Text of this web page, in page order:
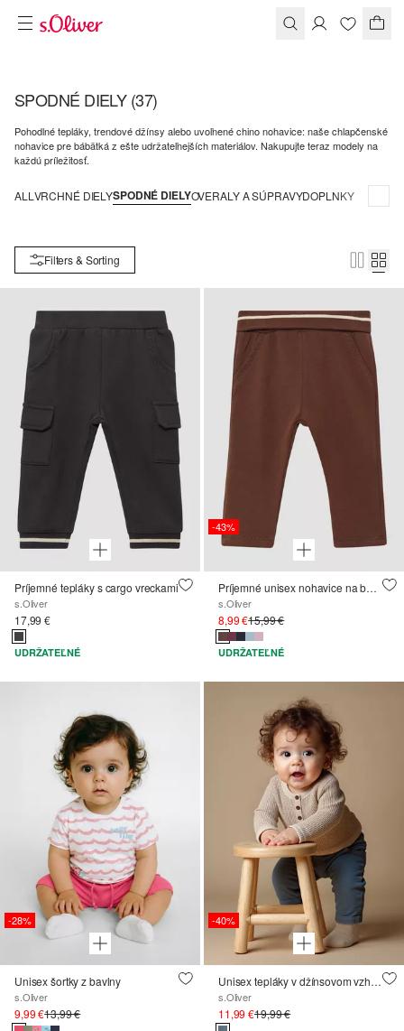
SPODNÉ DIELY(37)
Pohodlné tepláky, trendové džínsy alebo uvoľnené chino nohavice: naše chlapčenské
nohavice pre bábätká z ešte udržateľnejších materiálov. Nakupujte teraz modely na
každú príležitosť.
ALL VRCHNÉ DIELYSPODNÉ DIELYOVERALY A SÚPRAVYDOPLNKY
Filters & Sorting
Príjemné tepláky s cargo vreckami
s.Oliver
17,99 €
UDRŽATEĽNÉ
-43%
Príjemné unisex nohavice na behanie s ohrnutým pásom
s.Oliver
8,99 €15,99 €
UDRŽATEĽNÉ
-28%
Unisex šortky z bavlny
s.Oliver
9,99 €13,99 €
-40%
Unisex tepláky v džínsovom vzhľade
s.Oliver
11,99 €19,99 €